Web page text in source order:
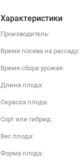
Характеристики
Производитель:
Время посева на рассаду:
Время сбора урожая:
Длина плода:
Окраска плода:
Сорт или гибрид:
Вес плода:
Форма плода: